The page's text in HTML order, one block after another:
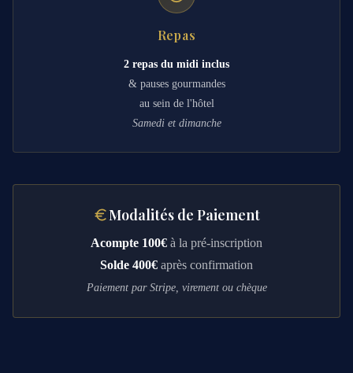
Repas
2 repas du midi inclus
& pauses gourmandes
au sein de l'hôtel
Samedi et dimanche
Modalités de Paiement
Acompte 100€ à la pré-inscription
Solde 400€ après confirmation
Paiement par Stripe, virement ou chèque